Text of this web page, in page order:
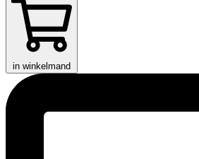
in winkelmand